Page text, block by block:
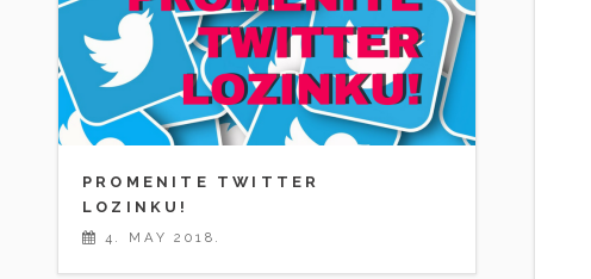
PROMENITE TWITTER
LOZINKU!
4. MAY 2018.